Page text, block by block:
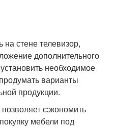
на стене телевизор,
дополнительного
необходимое
варианты
продукции.
сэкономить
мебели под